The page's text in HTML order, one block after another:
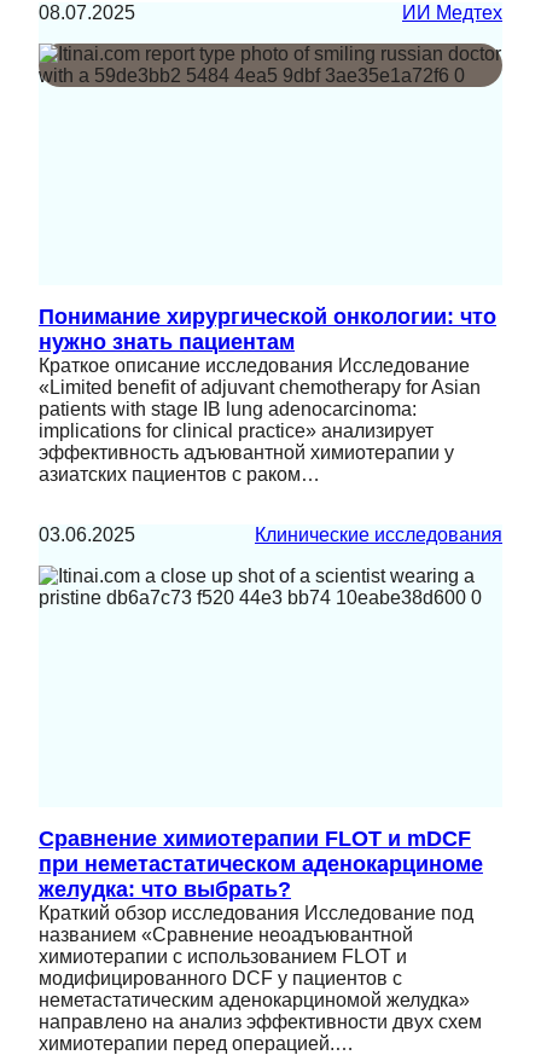
08.07.2025 ИИ Медтех
Понимание хирургической онкологии: что
нужно знать пациентам
Краткое описание исследования Исследование
«Limited benefit of adjuvant chemotherapy for Asian
patients with stage IB lung adenocarcinoma:
implications for clinical practice» анализирует
эффективность адъювантной химиотерапии у
азиатских пациентов с раком…
03.06.2025 Клинические исследования
Сравнение химиотерапии FLOT и mDCF
при неметастатическом аденокарциноме
желудка: что выбрать?
Краткий обзор исследования Исследование под
названием «Сравнение неоадъювантной
химиотерапии с использованием FLOT и
модифицированного DCF у пациентов с
неметастатическим аденокарциномой желудка»
направлено на анализ эффективности двух схем
химиотерапии перед операцией.…